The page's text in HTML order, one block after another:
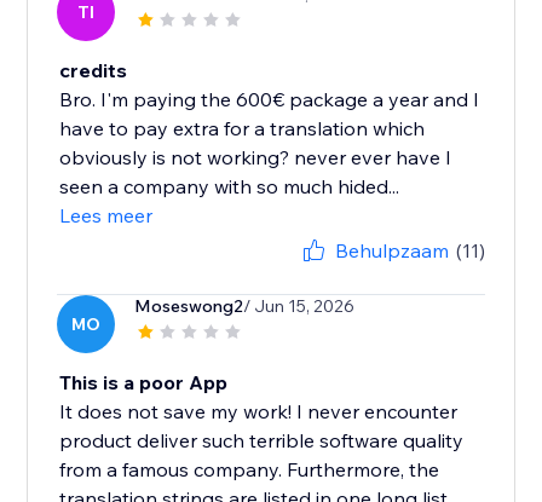
TI
credits
Bro. I'm paying the 600€ package a year and I
have to pay extra for a translation which
obviously is not working? never ever have I
seen a company with so much hided...
Lees meer
Behulpzaam (11)
MO
Moseswong2/ Jun 15, 2026
This is a poor App
It does not save my work! I never encounter
product deliver such terrible software quality
from a famous company. Furthermore, the